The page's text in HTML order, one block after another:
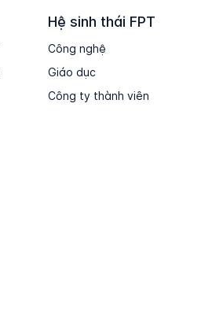
Hệ sinh thái FPT
Công nghệ
Giáo dục
Công ty thành viên